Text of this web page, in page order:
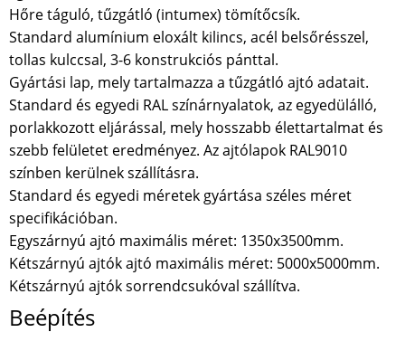
Hőre táguló, tűzgátló (intumex) tömítőcsík.
Standard alumínium eloxált kilincs, acél belsőrésszel,
tollas kulccsal, 3-6 konstrukciós pánttal.
Gyártási lap, mely tartalmazza a tűzgátló ajtó adatait.
Standard és egyedi RAL színárnyalatok, az egyedülálló,
porlakkozott eljárással, mely hosszabb élettartalmat és
szebb felületet eredményez. Az ajtólapok RAL9010
színben kerülnek szállításra.
Standard és egyedi méretek gyártása széles méret
specifikációban.
Egyszárnyú ajtó maximális méret: 1350x3500mm.
Kétszárnyú ajtók ajtó maximális méret: 5000x5000mm.
Kétszárnyú ajtók sorrendcsukóval szállítva.
Beépítés